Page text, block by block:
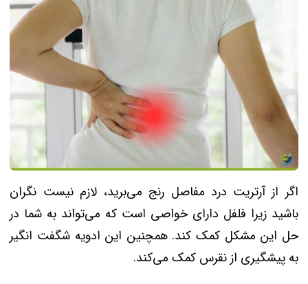
اگر از آرتریت درد مفاصل رنج می‌برید، لازم نیست نگران
باشید زیرا فلفل دارای خواصی است که می‌تواند به شما در
حل این مشکل کمک کند. همچنین این ادویه شگفت انگیر
به پیشگیری از نقرس کمک می‌کند.